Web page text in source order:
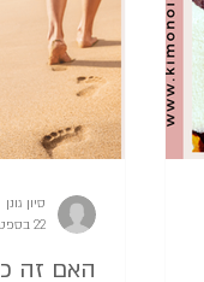
האם זה
סיון גונן
22 בספט׳ 2022